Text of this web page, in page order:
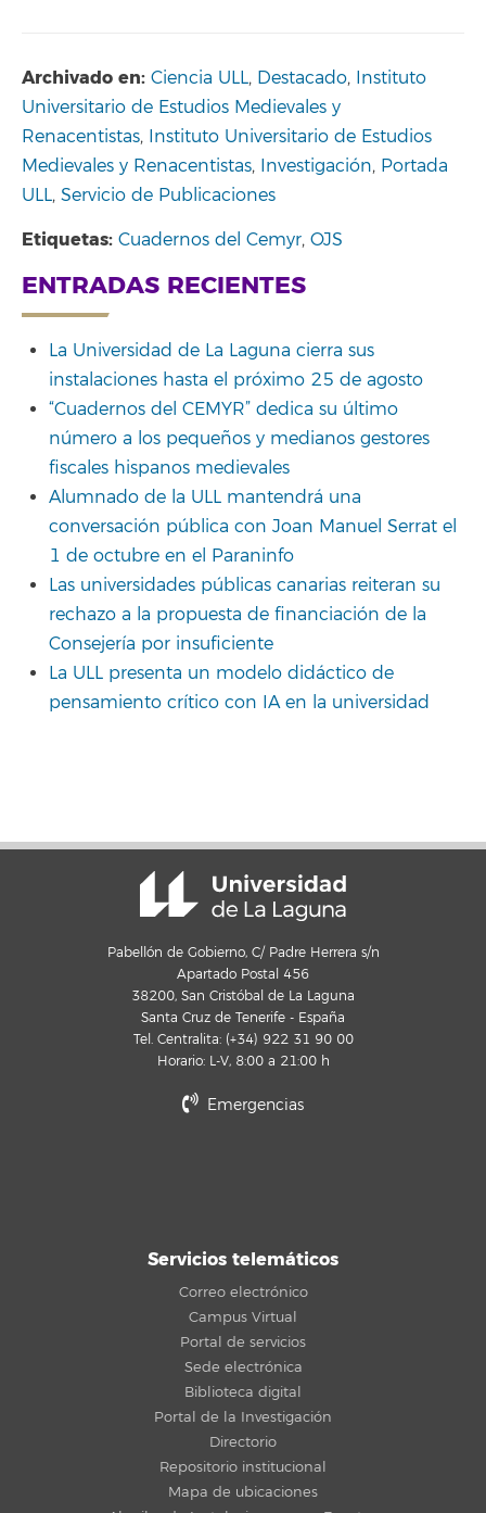
Archivado en: Ciencia ULL, Destacado, Instituto
Universitario de Estudios Medievales y
Renacentistas, Instituto Universitario de Estudios
Medievales y Renacentistas, Investigación, Portada
ULL, Servicio de Publicaciones
Etiquetas: Cuadernos del Cemyr, OJS
ENTRADAS RECIENTES
La Universidad de La Laguna cierra sus
instalaciones hasta el próximo 25 de agosto
“Cuadernos del CEMYR” dedica su último
número a los pequeños y medianos gestores
fiscales hispanos medievales
Alumnado de la ULL mantendrá una
conversación pública con Joan Manuel Serrat el
1 de octubre en el Paraninfo
Las universidades públicas canarias reiteran su
rechazo a la propuesta de financiación de la
Consejería por insuficiente
La ULL presenta un modelo didáctico de
pensamiento crítico con IA en la universidad
Pabellón de Gobierno, C/ Padre Herrera s/n
Apartado Postal 456
38200, San Cristóbal de La Laguna
Santa Cruz de Tenerife - España
Tel. Centralita: (+34) 922 31 90 00
Horario: L-V, 8:00 a 21:00 h
Emergencias
Servicios telemáticos
Correo electrónico
Campus Virtual
Portal de servicios
Sede electrónica
Biblioteca digital
Portal de la Investigación
Directorio
Repositorio institucional
Mapa de ubicaciones